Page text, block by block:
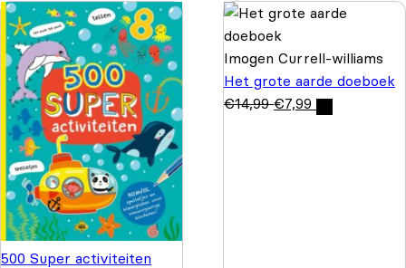
500 Super activiteiten
Imogen Currell-williams
Het grote aarde doeboek
€14,99 €7,99